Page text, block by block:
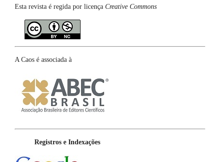
Esta revista é regida por licença Creative Commons
A Caos é associada à
Registros e Indexações